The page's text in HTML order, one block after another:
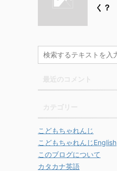
く？
こどもちゃれんじ
こどもちゃれんじEnglish
このブログについて
カタカナ英語